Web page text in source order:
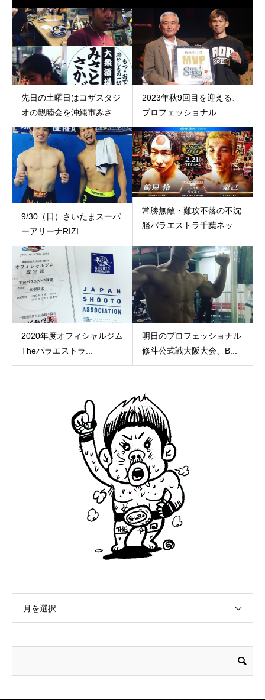
先日の土曜日はコザスタジ
オの親睦会を沖縄市みさ...
2023年秋9回目を迎える、
プロフェッショナル...
9/30（日）さいたまスーパ
ーアリーナRIZI...
常勝無敵・難攻不落の不沈
艦パラエストラ千葉ネッ...
2020年度オフィシャルジム
Theパラエストラ...
明日のプロフェッショナル
修斗公式戦大阪大会、B...
月を選択